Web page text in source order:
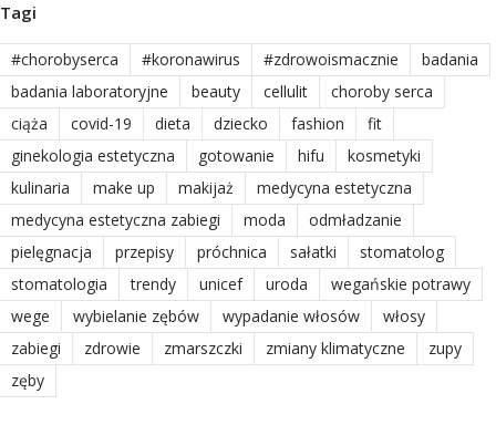
Tagi
#chorobyserca #koronawirus #zdrowoismacznie
badania
badania laboratoryjne
beauty cellulit
choroby serca
ciąża
covid-19 dieta dziecko fashion
fit
ginekologia estetyczna
gotowanie hifu
kosmetyki
kulinaria
make up makijaż
medycyna estetyczna
medycyna estetyczna zabiegi
moda
odmładzanie
pielęgnacja
przepisy próchnica sałatki
stomatolog
stomatologia
trendy unicef uroda
wegańskie potrawy
wege
wybielanie zębów wypadanie włosów
włosy
zabiegi
zdrowie zmarszczki zmiany klimatyczne
zupy
zęby